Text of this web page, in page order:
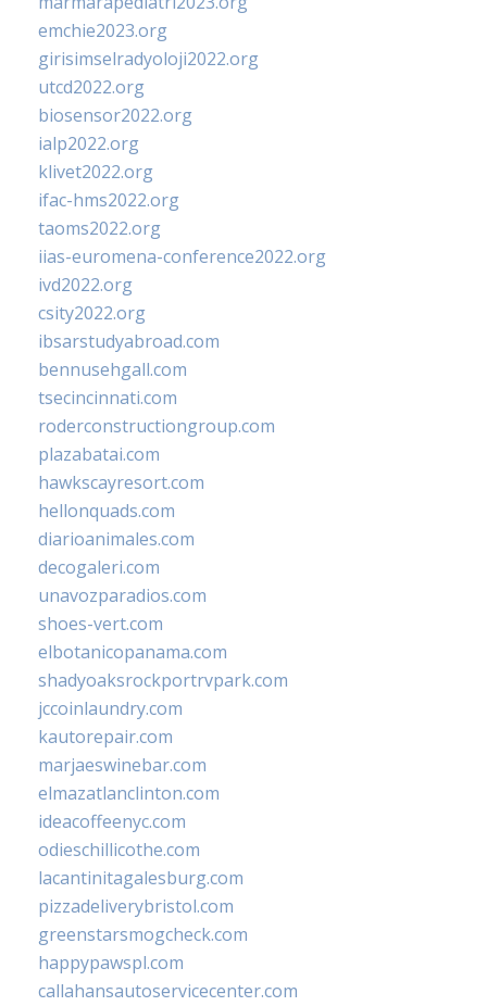
emchie2023.org
girisimselradyoloji2022.org
utcd2022.org
biosensor2022.org
ialp2022.org
klivet2022.org
ifac-hms2022.org
taoms2022.org
iias-euromena-conference2022.org
ivd2022.org
csity2022.org
ibsarstudyabroad.com
bennusehgall.com
tsecincinnati.com
roderconstructiongroup.com
plazabatai.com
hawkscayresort.com
hellonquads.com
diarioanimales.com
decogaleri.com
unavozparadios.com
shoes-vert.com
elbotanicopanama.com
shadyoaksrockportrvpark.com
jccoinlaundry.com
kautorepair.com
marjaeswinebar.com
elmazatlanclinton.com
ideacoffeenyc.com
odieschillicothe.com
lacantinitagalesburg.com
pizzadeliverybristol.com
greenstarsmogcheck.com
happypawspl.com
callahansautoservicecenter.com